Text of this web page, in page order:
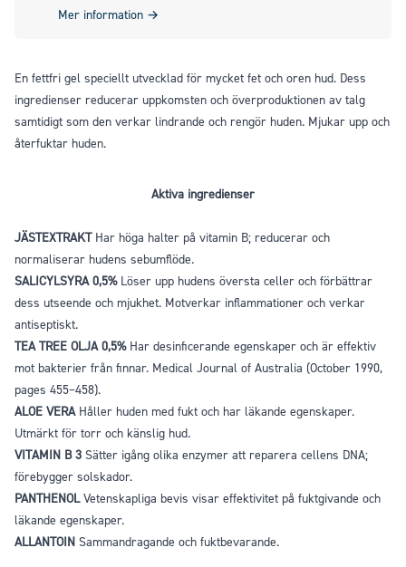
Mer information →
En fettfri gel speciellt utvecklad för mycket fet och oren hud. Dess
ingredienser reducerar uppkomsten och överproduktionen av talg
samtidigt som den verkar lindrande och rengör huden. Mjukar upp och
återfuktar huden.
Aktiva ingredienser
JÄSTEXTRAKTHar höga halter på vitamin B; reducerar och
normaliserar hudens sebumflöde.
SALICYLSYRA 0,5%Löser upp hudens översta celler och förbättrar
dess utseende och mjukhet. Motverkar inflammationer och verkar
antiseptiskt.
TEA TREE OLJA 0,5%Har desinficerande egenskaper och är effektiv
mot bakterier från finnar. Medical Journal of Australia (October 1990,
pages 455–458).
ALOE VERAHåller huden med fukt och har läkande egenskaper.
Utmärkt för torr och känslig hud.
VITAMIN B 3 Sätter igång olika enzymer att reparera cellens DNA;
förebygger solskador.
PANTHENOLVetenskapliga bevis visar effektivitet på fuktgivande och
läkande egenskaper.
ALLANTOIN Sammandragande och fuktbevarande.